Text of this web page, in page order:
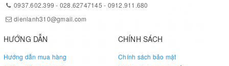
0937.602.399 - 028.62747145 - 0912.911.680
dienlanh310@gmail.com
HƯỚNG DẪN
Hướng dẫn mua hàng
CHÍNH SÁCH
Chính sách bảo mật